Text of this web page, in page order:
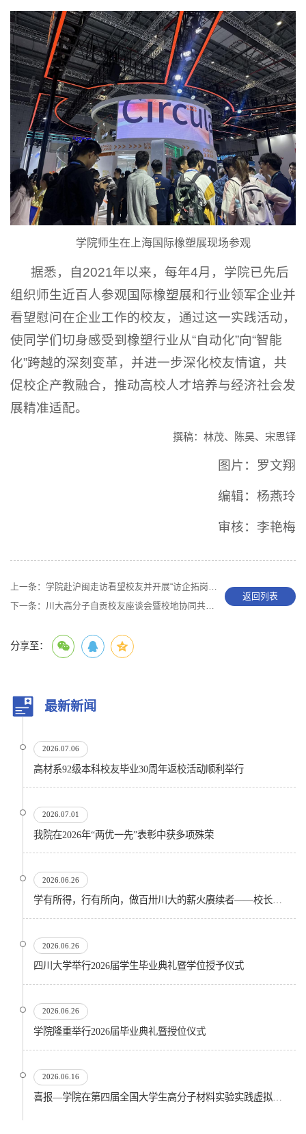
学院师生在上海国际橡塑展现场参观
据悉，自2021年以来，每年4月，学院已先后
组织师生近百人参观国际橡塑展和行业领军企业并
看望慰问在企业工作的校友，通过这一实践活动，
使同学们切身感受到橡塑行业从“自动化”向“智能
化”跨越的深刻变革，并进一步深化校友情谊，共
促校企产教融合，推动高校人才培养与经济社会发
展精准适配。
撰稿：林茂、陈昊、宋思铎
图片：罗文翔
编辑：杨燕玲
审核：李艳梅
上一条： 学院赴沪闽走访看望校友并开展“访企拓岗”系列活动
下一条： 川大高分子自贡校友座谈会暨校地协同共建协议签约仪式举行
返回列表
分享至：
最新新闻
2026.07.06
高材系92级本科校友毕业30周年返校活动顺利举行
2026.07.01
我院在2026年“两优一先”表彰中获多项殊荣
2026.06.26
学有所得，行有所向，做百卅川大的薪火赓续者——校长汪劲松在四川大学2026届学生毕业典礼上的...
2026.06.26
四川大学举行2026届学生毕业典礼暨学位授予仪式
2026.06.26
​学院隆重举行2026届毕业典礼暨授位仪式
2026.06.16